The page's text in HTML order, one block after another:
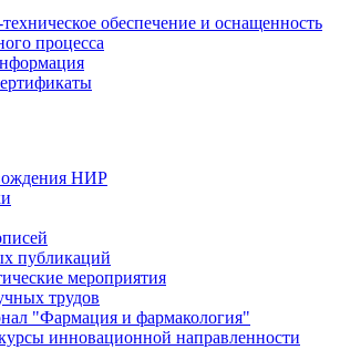
обеспечение и оснащенность
процесса
НИР
публикаций
мероприятия
трудов
"Фармация и фармакология"
инновационной направленности